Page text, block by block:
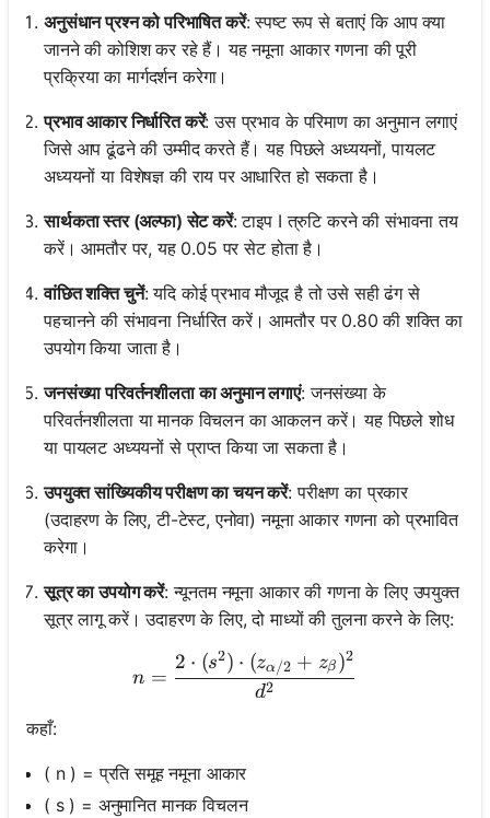
अनुसंधान प्रश्न को परिभाषित करें: स्पष्ट रूप से बताएं कि आप क्या
जानने की कोशिश कर रहे हैं। यह नमूना आकार गणना की पूरी
प्रक्रिया का मार्गदर्शन करेगा।
प्रभाव आकार निर्धारित करें: उस प्रभाव के परिमाण का अनुमान लगाएं
जिसे आप ढूंढने की उम्मीद करते हैं। यह पिछले अध्ययनों, पायलट
अध्ययनों या विशेषज्ञ की राय पर आधारित हो सकता है।
सार्थकता स्तर (अल्फा) सेट करें: टाइप I त्रुटि करने की संभावना तय
करें। आमतौर पर, यह 0.05 पर सेट होता है।
वांछित शक्ति चुनें: यदि कोई प्रभाव मौजूद है तो उसे सही ढंग से
पहचानने की संभावना निर्धारित करें। आमतौर पर 0.80 की शक्ति का
उपयोग किया जाता है।
जनसंख्या परिवर्तनशीलता का अनुमान लगाएं: जनसंख्या के
परिवर्तनशीलता या मानक विचलन का आकलन करें। यह पिछले शोध
या पायलट अध्ययनों से प्राप्त किया जा सकता है।
उपयुक्त सांख्यिकीय परीक्षण का चयन करें: परीक्षण का प्रकार
(उदाहरण के लिए, टी-टेस्ट, एनोवा) नमूना आकार गणना को प्रभावित
करेगा।
सूत्र का उपयोग करें: न्यूनतम नमूना आकार की गणना के लिए उपयुक्त
सूत्र लागू करें। उदाहरण के लिए, दो माध्यों की तुलना करने के लिए:
n = \frac{2 \cdot (s^2)
n =
d2
2 ⋅ (s2) ⋅ (zα/2 + zβ )2
कहाँ:
( n ) = प्रति समूह नमूना आकार
( s ) = अनुमानित मानक विचलन